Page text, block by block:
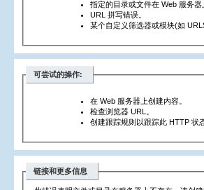
指定的目录或文件在 Web 服务器
URL 拼写错误。
某个自定义筛选器或模块(如
可尝试的操作:
在 Web 服务器上创建内容。
检查浏览器 URL。
创建跟踪规则以跟踪此 HTTP 状
链接和更多信息